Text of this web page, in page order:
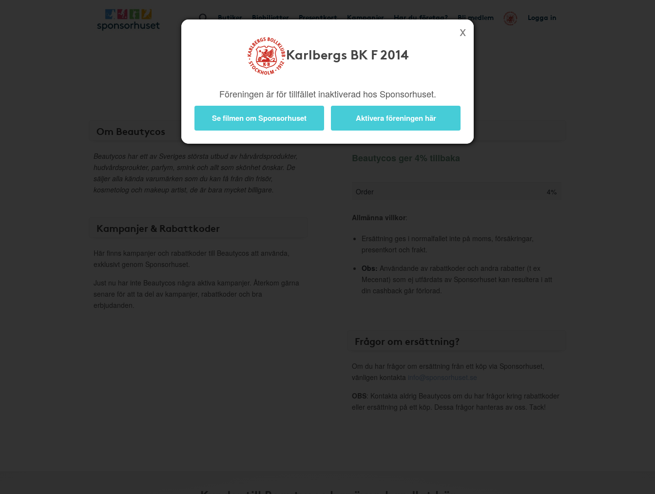
Butiker Biobiljetter Presentkort Kampanjer Har du företag? Bli medlem Logga in
Karlbergs BK F 2014
Föreningen är för tillfället inaktiverad hos Sponsorhuset.
Se filmen om Sponsorhuset Aktivera föreningen här
Om Beautycos
Beautycos har ett av Sveriges största utbud av hårvårdsprodukter,
hudvårdsproukter, parfym, smink och allt som skönhet önskar. De
säljer alla kända varumärken som du kan få från din frisör,
kosmetolog och makeup artist, de är bara mycket billigare.
Kampanjer & Rabattkoder
Här finns kampanjer och rabattkoder till Beautycos att använda,
exklusivt genom Sponsorhuset.
Just nu har inte Beautycos några aktiva kampanjer. Återkom gärna
senare för att ta del av kampanjer, rabattkoder och bra
erbjudanden.
Information
Beautycos ger 4% tillbaka
Order 4%
Allmänna villkor:
Ersättning ges i normalfallet inte på moms, försäkringar,
presentkort och frakt.
Obs: Användande av rabattkoder och andra rabatter (t ex
Mecenat) som ej utfärdats av Sponsorhuset kan resultera i att
din cashback går förlorad.
Frågor om ersättning?
Om du har frågor om ersättning från ett köp via Sponsorhuset,
vänligen kontakta info@sponsorhuset.se
OBS: Kontakta aldrig Beautycos om du har frågor kring rabattkoder
eller ersättning på ett köp. Dessa frågor hanteras av oss. Tack!